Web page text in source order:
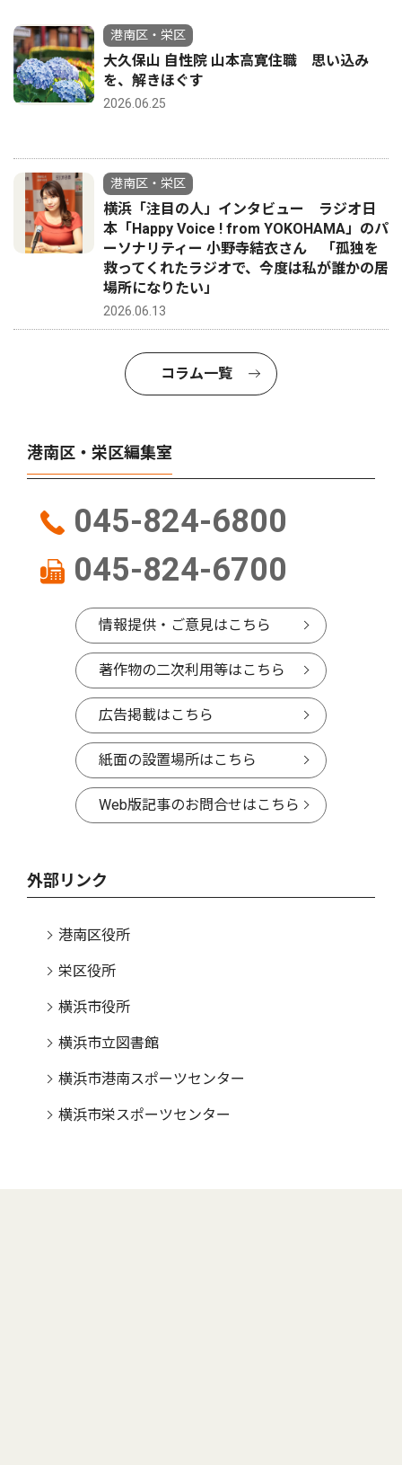
港南区・栄区
大久保山 自性院 山本高寛住職 思い込み
を、解きほぐす
2026.06.25
港南区・栄区
横浜「注目の人」インタビュー ラジオ日
本「Happy Voice ! from YOKOHAMA」のパ
ーソナリティー 小野寺結衣さん 「孤独を
救ってくれたラジオで、今度は私が誰かの居
場所になりたい」
2026.06.13
コラム一覧
港南区・栄区編集室
045-824-6800
045-824-6700
情報提供・ご意見はこちら
著作物の二次利用等はこちら
広告掲載はこちら
紙面の設置場所はこちら
Web版記事のお問合せはこちら
外部リンク
港南区役所
栄区役所
横浜市役所
横浜市立図書館
横浜市港南スポーツセンター
横浜市栄スポーツセンター